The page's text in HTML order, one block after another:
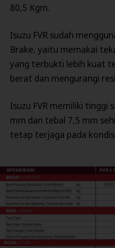
80,5 Kgm.
Isuzu FVR sudah
Brake, yaitu memakai
yang terbukti lebih kuat
berat dan mengurangi
Isuzu FVR memiliki tinggi
mm dan tebal 7,5 mm
tetap terjaga pada